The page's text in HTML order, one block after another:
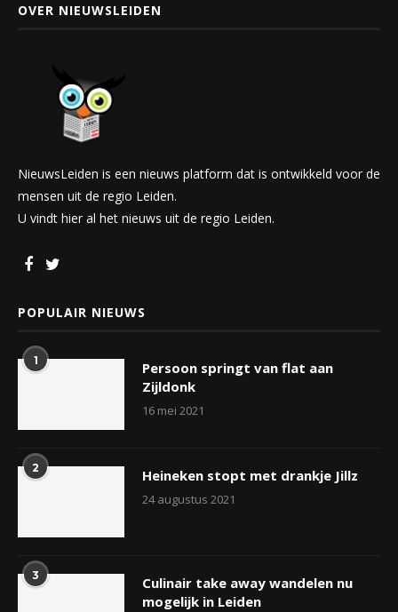
OVER NIEUWSLEIDEN
NieuwsLeiden is een nieuws platform dat is ontwikkeld voor de
mensen uit de regio Leiden.
U vindt hier al het nieuws uit de regio Leiden.
POPULAIR NIEUWS
1
Persoon springt van flat aan
Zijldonk
16 mei 2021
2 Heineken stopt met drankje Jillz
24 augustus 2021
3
Culinair take away wandelen nu
mogelijk in Leiden